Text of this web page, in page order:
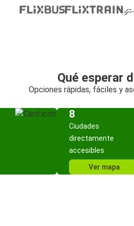
Qué esperar
Opciones rápidas, fáciles y
8
Ciudades
directamente
accesibles
Ver mapa